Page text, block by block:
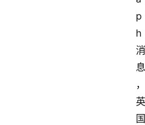
p
h
消
息
，
英
国